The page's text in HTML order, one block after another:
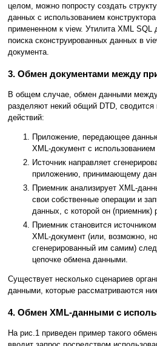
целом, можно попросту создать
данных с использованием
примененном к view. Утилита XML SQL
поиска сконструированных данных в
документа.
3. Обмен документами между
В общем случае, обмен данными
разделяют некий общий DTD,
действий:
Приложение, передающее
XML-документ с
Источник направляет
приложению, принимающему
Приемник анализирует XML-
свои собственные операции и
данных, с которой он (приемник)
Приемник становится
XML-документ (или, возможно,
сгенерированный им самим)
цепочке обмена данными.
Существует несколько сценариев
данными, которые рассматриваются
4. Обмен XML-данными с
На рис.1 приведен пример такого